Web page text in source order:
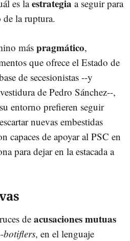
es laestrategia a seguir para
de la ruptura.
más pragmático,
que ofrece el Estado de
de secesionistas --y
de Pedro Sánchez--,
entorno prefieren seguir
nuevas embestidas
capaces de apoyar al PSC en
para dejar en la estacada a
deacusaciones mutuas
botiflers, en el lenguaje